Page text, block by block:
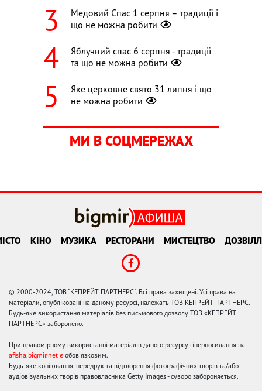
Медовий Спас 1 серпня – традиції і
що не можна робити
Яблучний спас 6 серпня - традиції
та що не можна робити
Яке церковне свято 31 липня і що
не можна робити
МИ В СОЦМЕРЕЖАХ
КІНО МУЗИКА РЕСТОРАНИ МИСТЕЦТВО
© 2000-2024, ТОВ "КЕПРЕЙТ ПАРТНЕРС". Всі права захищені. Усі права на
матеріали, опубліковані на даному ресурсі, належать ТОВ КЕПРЕЙТ ПАРТНЕРС.
Будь-яке використання матеріалів без письмового дозволу ТОВ «КЕПРЕЙТ
ПАРТНЕРС» заборонено.
При правомірному використанні матеріалів даного ресурсу гіперпосилання на
afisha.bigmir.net є обов'язковим.
Будь-яке копіювання, передрук та відтворення фотографічних творів та/або
аудіовізуальних творів правовласника Getty Images - суворо забороняється.